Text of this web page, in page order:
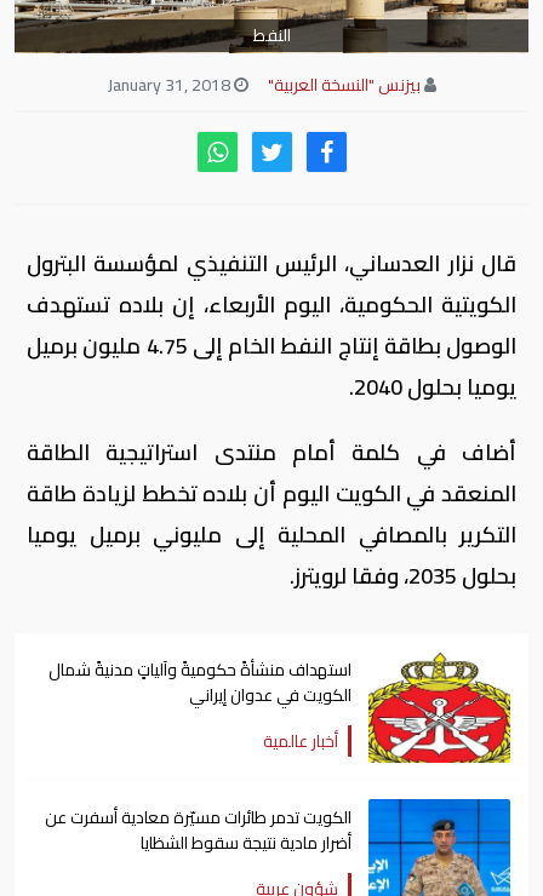
النفط
بيزنس "النسخة العربية"
January 31, 2018
قال نزار العدساني، الرئيس التنفيذي لمؤسسة البترول
الكويتية الحكومية، اليوم الأربعاء، إن بلاده تستهدف
الوصول بطاقة إنتاج النفط الخام إلى 4.75 مليون برميل
يوميا بحلول 2040.
أضاف في كلمة أمام منتدى استراتيجية الطاقة
المنعقد في الكويت اليوم أن بلاده تخطط لزيادة طاقة
التكرير بالمصافي المحلية إلى مليوني برميل يوميا
بحلول 2035، وفقا لرويترز.
استهداف منشأةً حكوميةً وآلياتٍ مدنيةً شمال
الكويت في عدوان إيراني
أخبار عالمية
الكويت تدمر طائرات مسيّرة معادية أسفرت عن
أضرار مادية نتيجة سقوط الشظايا
شؤون عربية